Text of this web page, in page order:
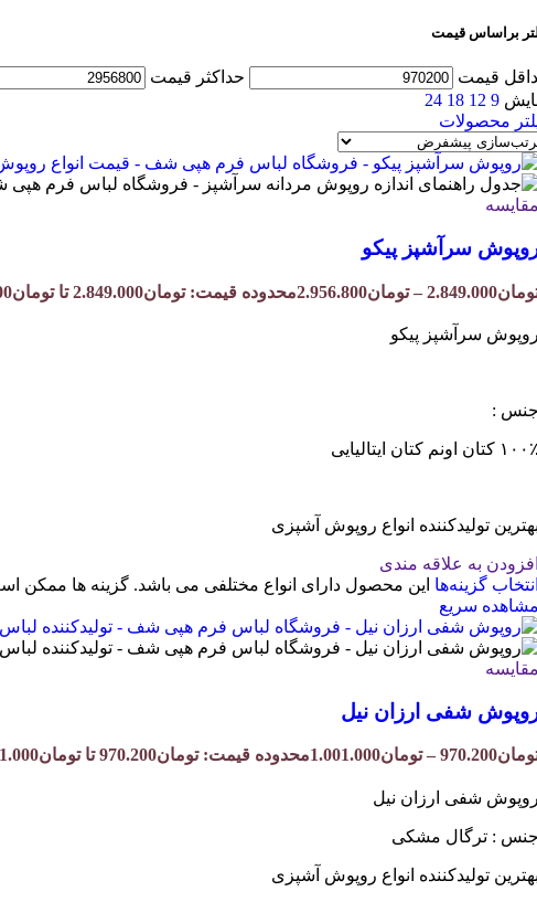
براساس قیمت
قیمت حداکثر قیمت
9
12
18
24
محصولات
سرآشپز پیکو
2.849.000
– تومان2.956.800محدوده قیمت: تومان2.849.000 تا تومان2.956.800
سرآشپز پیکو
:
کتان اونم کتان ایتالیایی
تولیدکننده انواع روپوش آشپزی
به علاقه مندی
گزینه‌ها این محصول دارای انواع مختلفی می باشد. گزینه ها
سریع
شفی ارزان نیل
970.200
– تومان1.001.000محدوده قیمت: تومان970.200 تا تومان1.001.000
شفی ارزان نیل
: ترگال مشکی
تولیدکننده انواع روپوش آشپزی